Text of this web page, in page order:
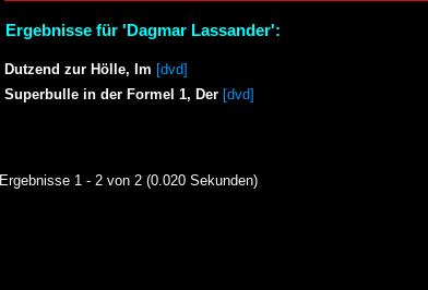
Ergebnisse für 'Dagmar Lassander':
Dutzend zur Hölle, Im [dvd]
Superbulle in der Formel 1, Der [dvd]
Ergebnisse 1 - 2 von 2 (0.020 Sekunden)